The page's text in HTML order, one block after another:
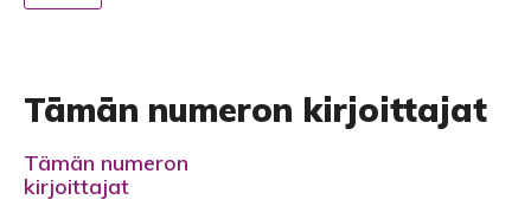
Tämän numeron kirjoittajat
Tämän numeron
kirjoittajat